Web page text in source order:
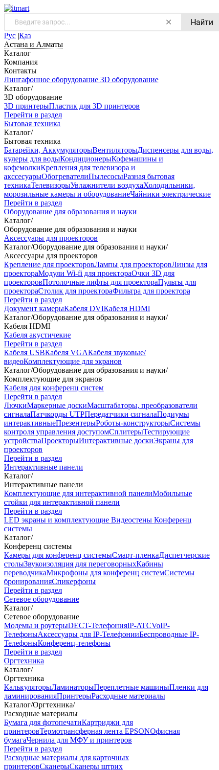
Найти
Рус |Қаз
Астана и Алматы
Каталог
Компания
Контакты
Лингафонное оборудование 3D оборудование
Каталог/
3D оборудование
3D принтерыПластик для 3D принтеров
Перейти в раздел
Бытовая техника
Каталог/
Бытовая техника
Батарейки, АккумуляторыВентиляторыДиспенсеры для воды,
кулеры для водыКондиционерыКофемашины и
кофемолкиКрепления для телевизора и
акссесуарыОбогревателиПылесосыРазная бытовая
техникаТелевизорыУвлажнители воздухаХолодильники,
морозильные камеры и оборудованиеЧайники электрические
Перейти в раздел
Оборудование для образования и науки
Каталог/
Оборудование для образования и науки
Аксессуары для проекторов
Каталог/Оборудование для образования и науки/
Аксессуары для проекторов
Крепление для проекторовЛампы для проекторовЛинзы для
проектораМодули Wi-fi для проектораОчки 3D для
проекторовПотолочные лифты для проектораПульты для
проектораСтолик для проектораФильтра для проектора
Перейти в раздел
Документ камерыКабеля DVIКабеля HDMI
Каталог/Оборудование для образования и науки/
Кабеля HDMI
Кабеля акустичекие
Перейти в раздел
Кабеля USBКабеля VGAКабеля звуковые/
видеоКомплектующие для экранов
Каталог/Оборудование для образования и науки/
Комплектующие для экранов
Кабеля для конференц систем
Перейти в раздел
ЛючкиМаркерные доскиМасштабаторы, преобразователи
сигналаПатчкорды UTPПередатчики сигналаПодиумы
интерактивныеПрезентерыРоботы-конструкторыСистемы
контроля управления доступомСплитерыТестирующие
устройстваПроекторыИнтерактивные доскиЭкраны для
проекторов
Перейти в раздел
Интерактивные панели
Каталог/
Интерактивные панели
Комплектующие для интерактивной панелиМобильные
стойки для интерактивной панели
Перейти в раздел
LED экраны и комплектующие Видеостены Конференц
системы
Каталог/
Конференц системы
Камеры для конференц системыCмарт-пленкаДиспетчерские
столыЗвукоизоляция для переговорныхКабины
переводчикаМикрофоны для конференц системСистемы
бронированияСпикерфоны
Перейти в раздел
Сетевое оборудование
Каталог/
Сетевое оборудование
Модемы и роутерыDECT-ТелефонияIP-ATCVoIP-
ТелефоныАксессуары для IP-ТелефонииБеспроводные IP-
ТелефоныКонференц-телефоны
Перейти в раздел
Оргтехника
Каталог/
Оргтехника
КалькуляторыЛаминаторыПереплетные машиныПленки для
ламинированияПринтерыРасходные материалы
Каталог/Оргтехника/
Расходные материалы
Бумага для фотопечатиКартриджи для
принтеровТермотрансферная лента EPSONОфисная
бумагаЧернила для МФУ и принтеров
Перейти в раздел
Расходные материалы для карточных
принтеровСканерыСканеры штрих